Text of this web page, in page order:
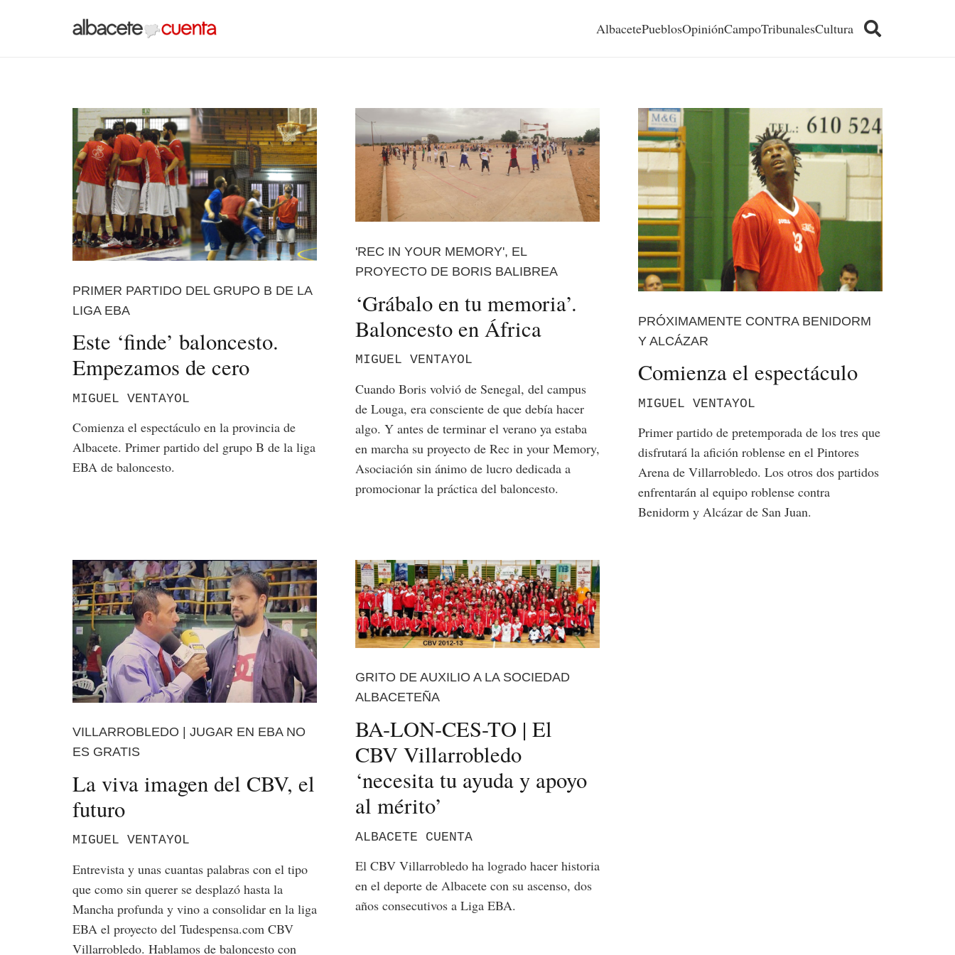
AlbacetePueblosOpiniónCampoTribunalesCultura
PRIMER PARTIDO DEL GRUPO B DE LA
LIGA EBA
Este ‘finde’ baloncesto.
Empezamos de cero
MIGUEL VENTAYOL
Comienza el espectáculo en la provincia de
Albacete. Primer partido del grupo B de la liga
EBA de baloncesto.
'REC IN YOUR MEMORY', EL
PROYECTO DE BORIS BALIBREA
‘Grábalo en tu memoria’.
Baloncesto en África
MIGUEL VENTAYOL
Cuando Boris volvió de Senegal, del campus
de Louga, era consciente de que debía hacer
algo. Y antes de terminar el verano ya estaba
en marcha su proyecto de Rec in your Memory,
Asociación sin ánimo de lucro dedicada a
promocionar la práctica del baloncesto.
PRÓXIMAMENTE CONTRA BENIDORM
Y ALCÁZAR
Comienza el espectáculo
MIGUEL VENTAYOL
Primer partido de pretemporada de los tres que
disfrutará la afición roblense en el Pintores
Arena de Villarrobledo. Los otros dos partidos
enfrentarán al equipo roblense contra
Benidorm y Alcázar de San Juan.
VILLARROBLEDO | JUGAR EN EBA NO
ES GRATIS
La viva imagen del CBV, el
futuro
MIGUEL VENTAYOL
Entrevista y unas cuantas palabras con el tipo
que como sin querer se desplazó hasta la
Mancha profunda y vino a consolidar en la liga
EBA el proyecto del Tudespensa.com CBV
Villarrobledo. Hablamos de baloncesto con
GRITO DE AUXILIO A LA SOCIEDAD
ALBACETEÑA
BA-LON-CES-TO | El
CBV Villarrobledo
‘necesita tu ayuda y apoyo
al mérito’
ALBACETE CUENTA
El CBV Villarrobledo ha logrado hacer historia
en el deporte de Albacete con su ascenso, dos
años consecutivos a Liga EBA.